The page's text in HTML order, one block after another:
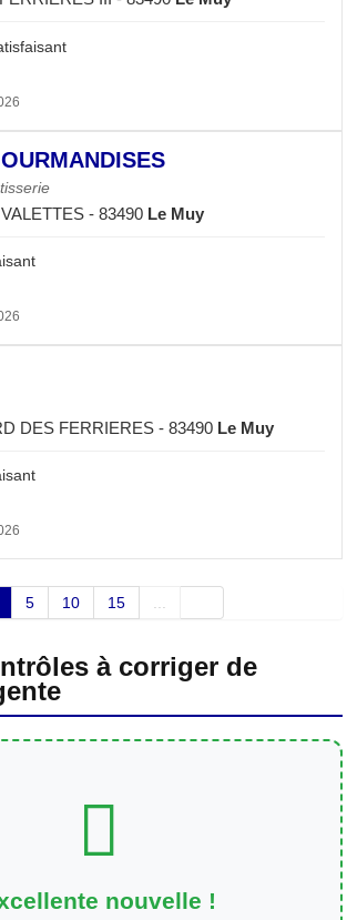
- 83490 Le Muy
DES FERRIERES - 83490 Le Muy
5 10 15 ...
à corriger de
nouvelle !